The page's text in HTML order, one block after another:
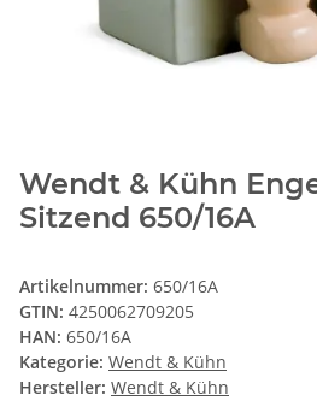
Wendt & Kühn
Sitzend 650/16A
Artikelnummer: 650/16A
GTIN: 4250062709205
HAN: 650/16A
Kategorie: Wendt & Kühn
Hersteller: Wendt & Kühn